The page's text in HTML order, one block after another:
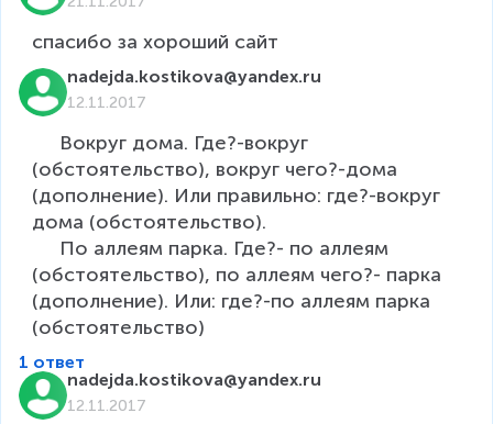
nadejda.kostikova@yandex.ru
12.11.2017
(обстоятельство), вокруг чего?-дома
(дополнение). Или правильно: где?-вокруг
дома (обстоятельство).
(обстоятельство), по аллеям чего?- парка
(дополнение). Или: где?-по аллеям парка
(обстоятельство)
1 ответ
nadejda.kostikova@yandex.ru
12.11.2017